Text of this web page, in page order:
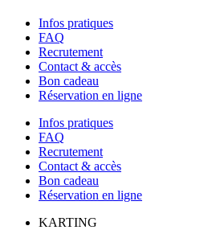
Infos pratiques
FAQ
Recrutement
Contact & accès
Bon cadeau
Réservation en ligne
Infos pratiques
FAQ
Recrutement
Contact & accès
Bon cadeau
Réservation en ligne
KARTING